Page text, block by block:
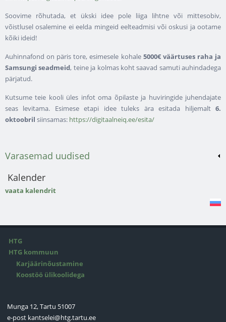
Soovime rõhutada, et ükski idee pole liiga lihtne või mittesobiv,
võistlusel osalemine ei eelda mingeid eelteadmisi või oskusi ja ootame
kõiki ideid!
Auhinnafond on päris tore, esimesele kohale 5000€ väärtuses raha ja
Samsungi seadmeid, teine ja kolmas koht saavad samuti auhindadega
pärjatud.
Kutsume teie kooli üles infot oma õpilaste ja huviringide juhendajate
seas levitama. Esimese etapi idee tuleks ära esitada hiljemalt 6.
oktoobril siinsamas: https://digitaalneiq.ee/esita/
Varasemad uudised
Kalender
vaata kalendrit
HTG
HTG kommuun
Karjäärinõustamine
Koostöö ülikoolidega
Munga 12, Tartu 51007
e-post kantselei@htg.tartu.ee